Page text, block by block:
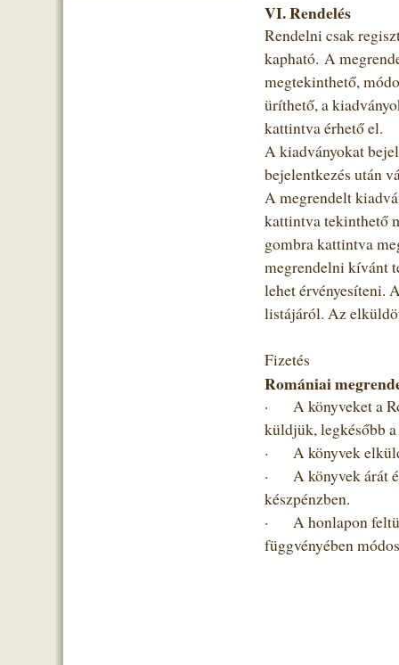
VI. Rendelés
Rendelni csak
kapható. A
megtekinthető,
üríthető, a
kattintva érhető el.
A kiadványokat
bejelentkezés után
A megrendelt
kattintva tekinthető
gombra kattintva
megrendelni kívánt
lehet érvényesíteni.
listájáról. Az
Fizetés
Romániai
·
A könyveket a
küldjük, legkésőbb
·
A könyvek
·
A könyvek árát
készpénzben.
·
A honlapon
függvényében